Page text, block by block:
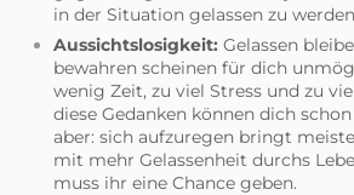
in der Situation gelassen zu
Aussichtslosigkeit: Gelassen
bewahren scheinen für dich
wenig Zeit, zu viel Stress und zu
diese Gedanken können dich
aber: sich aufzuregen bringt
mit mehr Gelassenheit durchs
muss ihr eine Chance geben.